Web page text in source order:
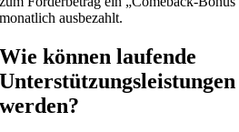
monatlich ausbezahlt.
Wie können laufende
werden?